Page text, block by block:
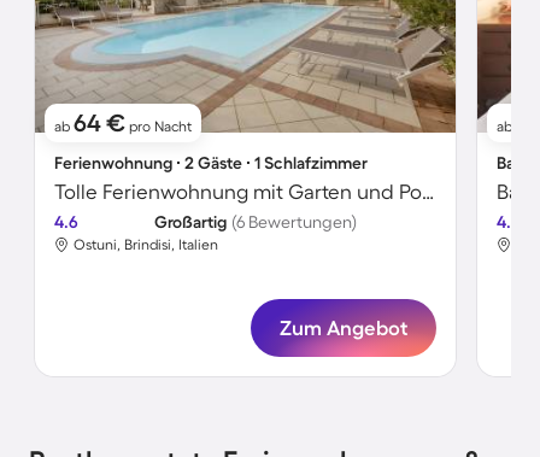
ab 64 € pro Nacht
Ferienwohnung ∙ 2 Gäste ∙ 1 Schlafzimmer
Tolle Ferienwohnung mit Garten und Pool
4.6 Großartig (6 Bewertungen)
Ostuni, Brindisi, Italien
Zum Angebot
ab
4.8